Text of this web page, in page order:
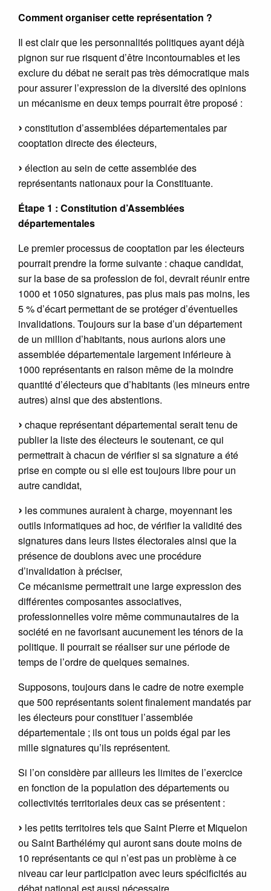
Comment organiser cette représentation ?
Il est clair que les personnalités politiques ayant déjà
pignon sur rue risquent d’être incontournables et les
exclure du débat ne serait pas très démocratique mais
pour assurer l’expression de la diversité des opinions
un mécanisme en deux temps pourrait être proposé :
constitution d’assemblées départementales par
cooptation directe des électeurs,
élection au sein de cette assemblée des
représentants nationaux pour la Constituante.
Étape 1 : Constitution d’Assemblées
départementales
Le premier processus de cooptation par les électeurs
pourrait prendre la forme suivante : chaque candidat,
sur la base de sa profession de foi, devrait réunir entre
1000 et 1050 signatures, pas plus mais pas moins, les
5 % d’écart permettant de se protéger d’éventuelles
invalidations. Toujours sur la base d’un département
de un million d’habitants, nous aurions alors une
assemblée départementale largement inférieure à
1000 représentants en raison même de la moindre
quantité d’électeurs que d’habitants (les mineurs entre
autres) ainsi que des abstentions.
chaque représentant départemental serait tenu de
publier la liste des électeurs le soutenant, ce qui
permettrait à chacun de vérifier si sa signature a été
prise en compte ou si elle est toujours libre pour un
autre candidat,
les communes auraient à charge, moyennant les
outils informatiques ad hoc, de vérifier la validité des
signatures dans leurs listes électorales ainsi que la
présence de doublons avec une procédure
d’invalidation à préciser,
Ce mécanisme permettrait une large expression des
différentes composantes associatives,
professionnelles voire même communautaires de la
société en ne favorisant aucunement les ténors de la
politique. Il pourrait se réaliser sur une période de
temps de l’ordre de quelques semaines.
Supposons, toujours dans le cadre de notre exemple
que 500 représentants soient finalement mandatés par
les électeurs pour constituer l’assemblée
départementale ; ils ont tous un poids égal par les
mille signatures qu’ils représentent.
Si l’on considère par ailleurs les limites de l’exercice
en fonction de la population des départements ou
collectivités territoriales deux cas se présentent :
les petits territoires tels que Saint Pierre et Miquelon
ou Saint Barthélémy qui auront sans doute moins de
10 représentants ce qui n’est pas un problème à ce
niveau car leur participation avec leurs spécificités au
débat national est aussi nécessaire,